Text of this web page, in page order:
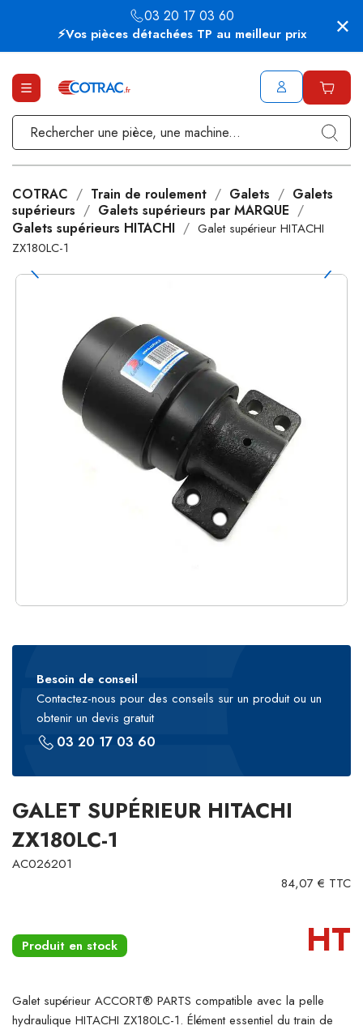
⚡Vos pièces détachées TP au meilleur prix
03 20 17 03 60
COTRAC Train de roulement Galets
Galets
supérieurs
Galets supérieurs par MARQUE
Galets supérieurs HITACHI
Galet supérieur HITACHI
ZX180LC-1
Besoin de conseil
Contactez-nous pour des conseils sur un produit ou un
obtenir un devis gratuit
03 20 17 03 60
GALET SUPÉRIEUR HITACHI
ZX180LC-1
AC026201
84,07 € TTC
Produit en stock HT
Galet supérieur ACCORT® PARTS compatible avec la pelle
hydraulique HITACHI ZX180LC-1. Élément essentiel du train de